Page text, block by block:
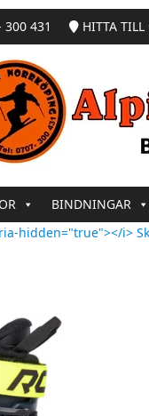
300 431 HITTA TILL
BINDNINGAR
hidden="true"></i>